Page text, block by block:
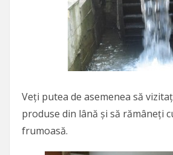
Veți putea de asemenea să
produse din lână și să rămâneți
frumoasă.